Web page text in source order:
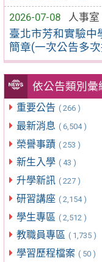
2026-07-08
人事室
臺北市芳和實驗中
簡章(一次公告多
依公告類別彙
重要公告 ( 266 )
最新消息 ( 6,504 )
榮譽事蹟 ( 253 )
新生入學 ( 43 )
升學新訊 ( 227 )
研習講座 ( 2,154 )
學生專區 ( 2,512 )
教職員專區 ( 1,735 )
學習歷程檔案 ( 50 )